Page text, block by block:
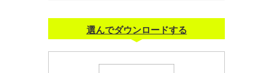
選んでダウンロードする